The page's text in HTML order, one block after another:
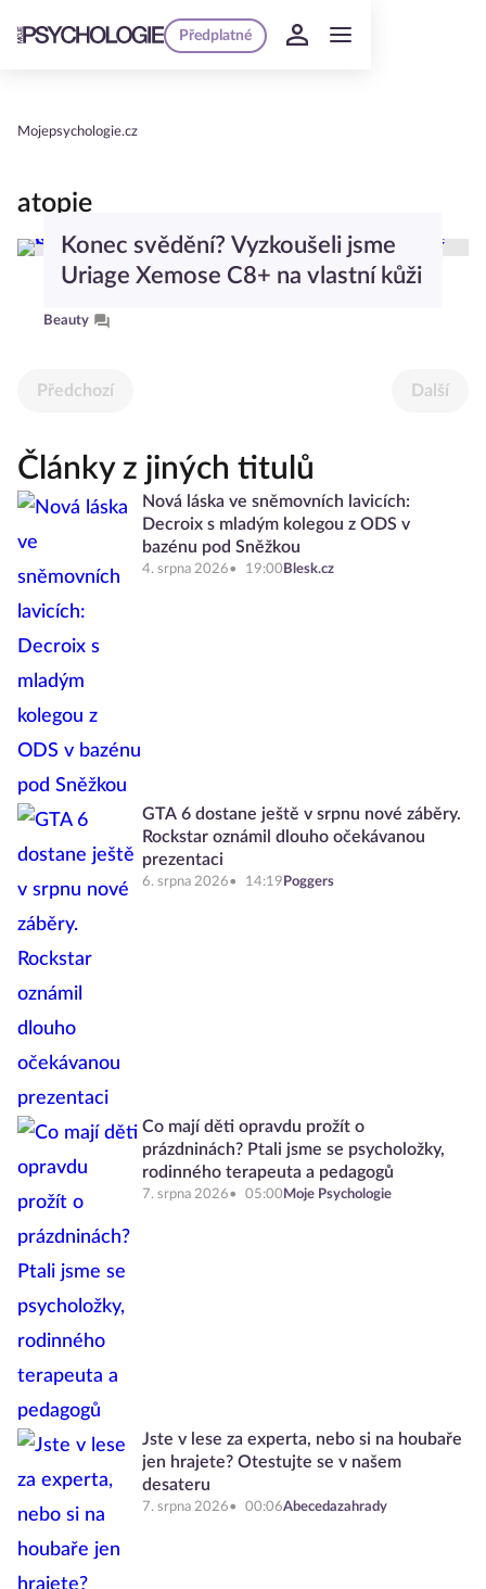
Předplatné
Mojepsychologie.cz
atopie
Konec svědění? Vyzkoušeli jsme
Uriage Xemose C8+ na vlastní kůži
Beauty
Předchozí Další
Články z jiných titulů
Nová láska ve sněmovních lavicích:
Decroix s mladým kolegou z ODS v
bazénu pod Sněžkou
4. srpna 2026 19:00 Blesk.cz
GTA 6 dostane ještě v srpnu nové záběry.
Rockstar oznámil dlouho očekávanou
prezentaci
6. srpna 2026 14:19 Poggers
Co mají děti opravdu prožít o
prázdninách? Ptali jsme se psycholožky,
rodinného terapeuta a pedagogů
7. srpna 2026 05:00 Moje Psychologie
Jste v lese za experta, nebo si na houbaře
jen hrajete? Otestujte se v našem
desateru
7. srpna 2026 00:06Abecedazahrady